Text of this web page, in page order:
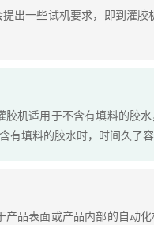
出一些试机要求，即到灌
机适用于不含有填料的胶
填料的胶水时，时间久了
品表面或产品内部的自动